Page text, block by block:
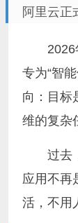
阿里云正
专为“智
向：目标
维的复杂
过去
应用不再
活，不用